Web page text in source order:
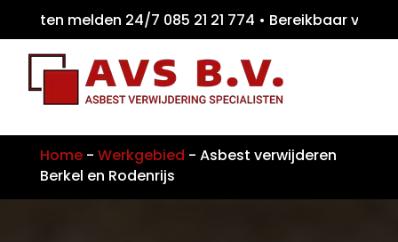
melden 24/7 085 21 21 774 •
Home- Werkgebied - Asbest verwijderen
Berkel en Rodenrijs